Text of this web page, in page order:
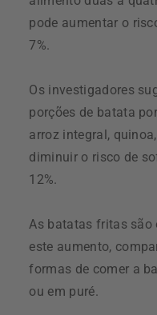
pode aumentar o
7%.
Os investigadores
porções de batata
arroz integral,
diminuir o risco de
12%.
As batatas fritas são
este aumento,
formas de comer a
ou em puré.